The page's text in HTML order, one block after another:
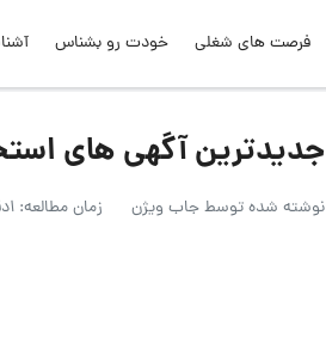
فرصت های شغلی خودت رو بشناس
جدیدترین آگهی های
نوشته شده توسطجاب ویژن زمان مطالعه: 1دقیقه